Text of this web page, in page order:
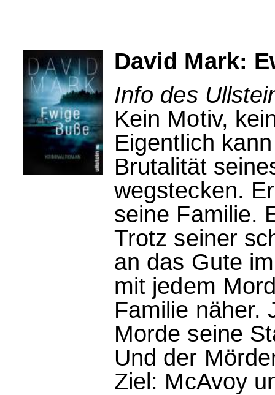
David Mark:
Info des
Kein Motiv,
Eigentlich
Brutalität
wegstecken.
seine Familie.
Trotz seiner
an das Gute
mit jedem
Familie näher.
Morde seine
Und der
Ziel: McAvoy